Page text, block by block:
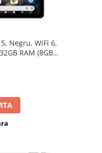
Negru, WiFi 6,
RAM (8GB +